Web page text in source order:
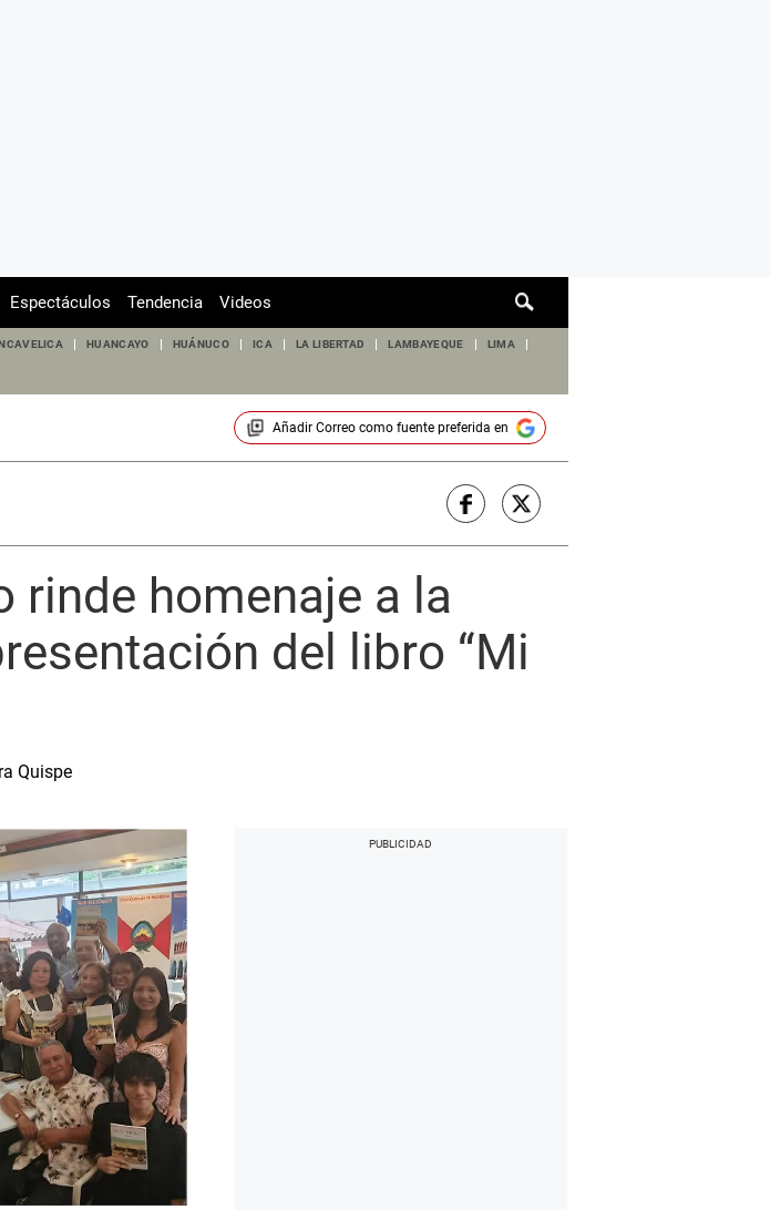
de
Espectáculos Tendencia Videos
HUANCAYO HUÁNUCO ICA LA LIBERTAD LAMBAYEQUE LIMA
Añadir Correocomo fuente preferida en
rinde homenaje a la
del libro “Mi
Quispe